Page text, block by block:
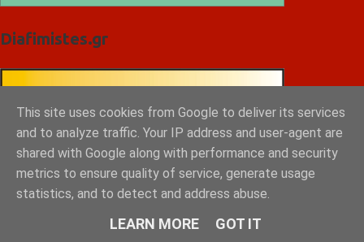
Diafimistes.gr
This site uses cookies from Google to deliver its services
and to analyze traffic. Your IP address and user-agent are
shared with Google along with performance and security
metrics to ensure quality of service, generate usage
statistics, and to detect and address abuse.
LEARN MORE GOT IT